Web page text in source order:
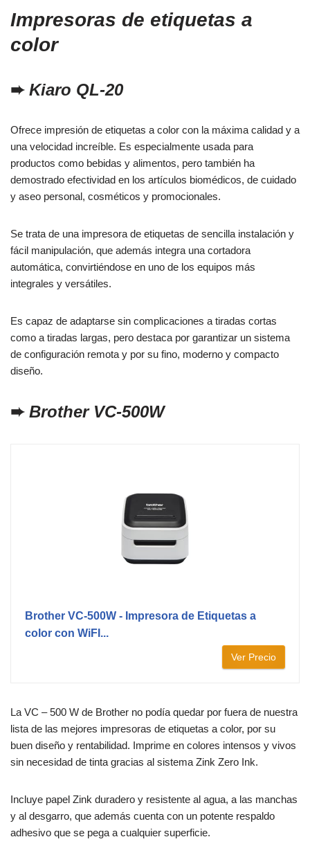
Impresoras de etiquetas a
color
➨ Kiaro QL-20
Ofrece impresión de etiquetas a color con la máxima calidad y a
una velocidad increíble. Es especialmente usada para
productos como bebidas y alimentos, pero también ha
demostrado efectividad en los artículos biomédicos, de cuidado
y aseo personal, cosméticos y promocionales.
Se trata de una impresora de etiquetas de sencilla instalación y
fácil manipulación, que además integra una cortadora
automática, convirtiéndose en uno de los equipos más
integrales y versátiles.
Es capaz de adaptarse sin complicaciones a tiradas cortas
como a tiradas largas, pero destaca por garantizar un sistema
de configuración remota y por su fino, moderno y compacto
diseño.
➨ Brother VC-500W
Brother VC-500W - Impresora de Etiquetas a
color con WiFI...
Ver Precio
La VC – 500 W de Brother no podía quedar por fuera de nuestra
lista de las mejores impresoras de etiquetas a color, por su
buen diseño y rentabilidad. Imprime en colores intensos y vivos
sin necesidad de tinta gracias al sistema Zink Zero Ink.
Incluye papel Zink duradero y resistente al agua, a las manchas
y al desgarro, que además cuenta con un potente respaldo
adhesivo que se pega a cualquier superficie.